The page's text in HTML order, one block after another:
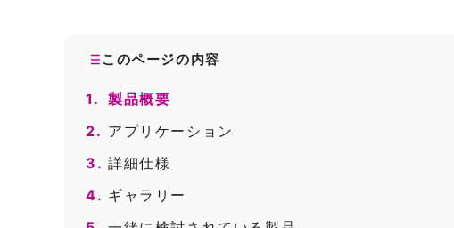
このページの内容
1. 製品概要
2. アプリケーション
3. 詳細仕様
4. ギャラリー